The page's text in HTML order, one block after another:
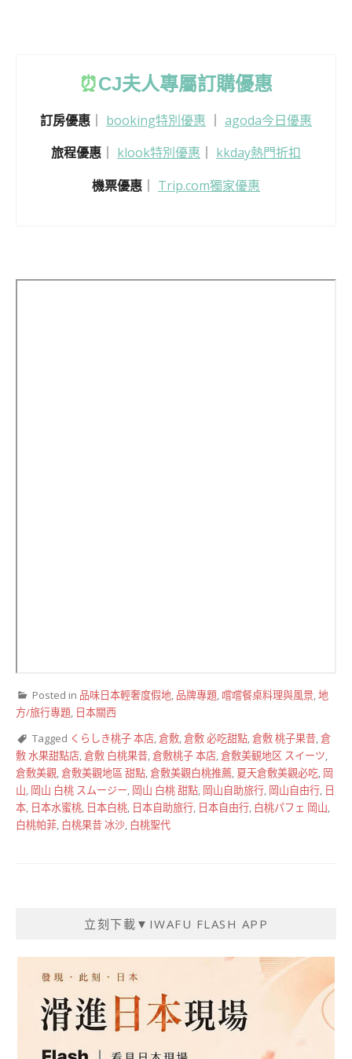
⏰CJ夫人專屬訂購優惠
訂房優惠 booking特別優惠
agoda今日優惠
旅程優惠
klook特別優惠
kkday熱門折扣
機票優惠
Trip.com獨家優惠
Posted in 品味日本輕奢度假地, 品牌專題, 嚐嚐餐桌料理與風景,地
方/旅行專題, 日本關西
Tagged くらしき桃子 本店,倉敷,倉敷 必吃甜點,倉敷 桃子果昔,倉
敷 水果甜點店,倉敷 白桃果昔,倉敷桃子 本店,倉敷美観地区 スイーツ,
倉敷美觀,倉敷美觀地區 甜點,倉敷美觀白桃推薦, 夏天倉敷美觀必吃, 岡
山, 岡山 白桃 スムージー, 岡山 白桃 甜點, 岡山自助旅行, 岡山自由行, 日
本, 日本水蜜桃, 日本白桃, 日本自助旅行, 日本自由行, 白桃パフェ 岡山,
白桃帕菲, 白桃果昔 冰沙, 白桃聖代
立刻下載▼IWAFU FLASH APP